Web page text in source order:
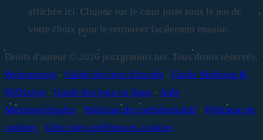
affichée ici. Cliquez sur le cœur juste sous le jeu de
votre choix pour le retrouver facilement ensuite.
Droits d'auteur © 2026 jeuxgratuits.net. Tous droits réservés.
Présentation - Guide des jeux d'arcade - Guide Mahjong &
Réflexion - Guide des jeux en ligne - Aide
Mentions légales - Politique de confidentialité - Politique de
cookies - Gérer mes préférences cookies